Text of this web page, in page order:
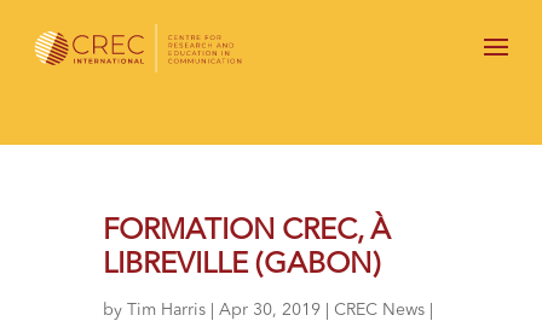
FORMATION CREC, À
LIBREVILLE (GABON)
by Tim Harris| Apr 30, 2019| CREC News|